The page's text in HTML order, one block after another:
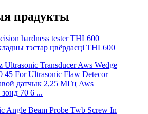
прадукты
тэстар цвёрдасці THL600
датчык 2,25 МГц Aws
70 6 ...